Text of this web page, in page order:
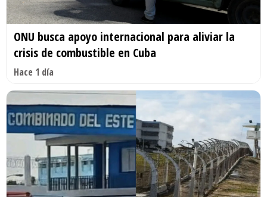
ONU busca apoyo internacional para aliviar la
crisis de combustible en Cuba
Hace 1 día